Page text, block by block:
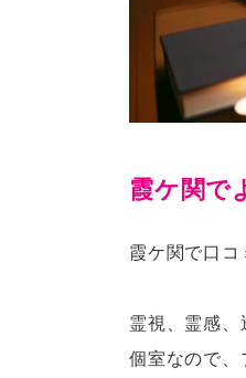
霞ケ関で
霞ケ関で口
霊視、霊感
個室なので